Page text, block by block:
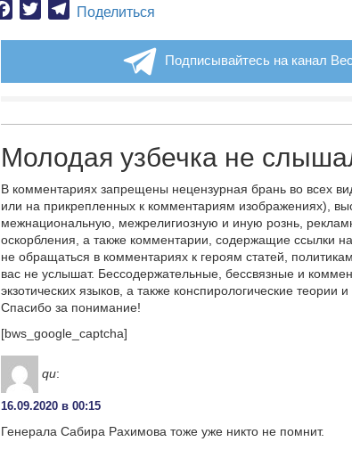
Facebook
TwitterTelegram
Поделиться
Подписывайтесь на канал
Молодая узбечка не
В комментариях запрещены нецензурная брань во всех
или на прикрепленных к комментариям изображениях),
межнациональную, межрелигиозную и иную рознь,
оскорбления, а также комментарии, содержащие ссылки
не обращаться в комментариях к героям статей,
вас не услышат. Бессодержательные, бессвязные и
экзотических языков, а также конспирологические
Спасибо за понимание!
[bws_google_captcha]
qu:
16.09.2020 в 00:15
Генерала Сабира Рахимова тоже уже никто не помнит.